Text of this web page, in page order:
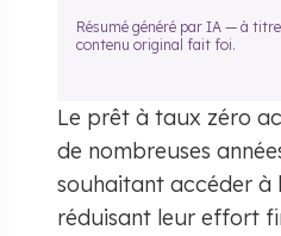
Résumé généré par IA — à
contenu original fait foi.
Le prêt à taux zéro
de nombreuses
souhaitant accéder à
réduisant leur effort